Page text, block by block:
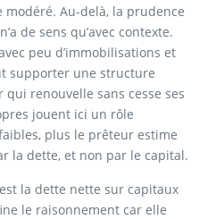
modéré. Au-delà, la prudence
de sens qu’avec contexte.
peu d’immobilisations et
supporter une structure
renouvelle sans cesse ses
jouent ici un rôle
plus le prêteur estime
la dette, et non par le capital.
la dette nette sur capitaux
le raisonnement car elle